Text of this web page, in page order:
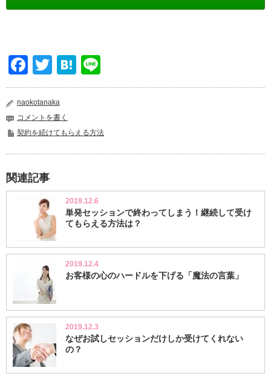
Facebook
TwitterHatena
naokotanaka
コメントを書く
契約を続けてもらえる方法
関連記事
2019.12.6
単発セッションで終わってしまう！継続して受け
てもらえる方法は？
2019.12.4
お客様の心のハードルを下げる「魔法の言葉」
2019.12.3
なぜお試しセッションだけしか受けてくれない
の？